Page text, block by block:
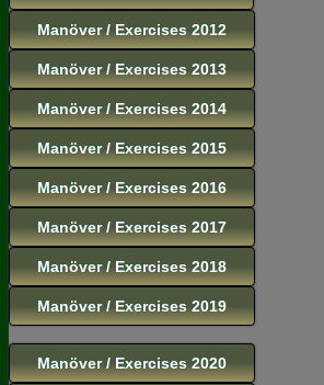
Manöver / Exercises 2012
Manöver / Exercises 2013
Manöver / Exercises 2014
Manöver / Exercises 2015
Manöver / Exercises 2016
Manöver / Exercises 2017
Manöver / Exercises 2018
Manöver / Exercises 2019
Manöver / Exercises 2020